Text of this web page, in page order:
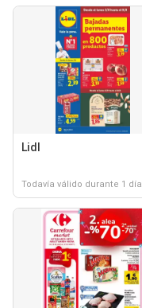
Lidl
Todavía válido durante 1 día